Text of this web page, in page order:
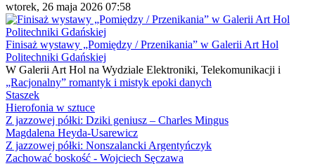
wtorek, 26 maja 2026 07:58
Finisaż wystawy „Pomiędzy / Przenikania” w Galerii Art Hol
Politechniki Gdańskiej
W Galerii Art Hol na Wydziale Elektroniki, Telekomunikacji i
„Racjonalny” romantyk i mistyk epoki danych
Staszek
Hierofonia w sztuce
Z jazzowej półki: Dziki geniusz – Charles Mingus
Magdalena Heyda-Usarewicz
Z jazzowej półki: Nonszalancki Argentyńczyk
Zachować boskość - Wojciech Sęczawa